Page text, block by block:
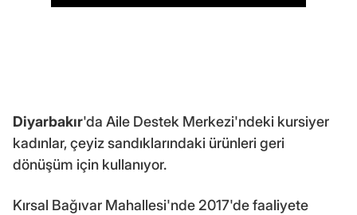
Diyarbakır'da Aile Destek Merkezi'ndeki kursiyer
kadınlar, çeyiz sandıklarındaki ürünleri geri
dönüşüm için kullanıyor.
Kırsal Bağıvar Mahallesi'nde 2017'de faaliyete